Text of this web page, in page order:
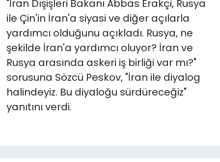
"İran Dışişleri Bakanı Abbas Erakçi, Rusya
ile Çin'in İran'a siyasi ve diğer açılarla
yardımcı olduğunu açıkladı. Rusya, ne
şekilde İran'a yardımcı oluyor? İran ve
Rusya arasında askeri iş birliği var mı?"
sorusuna Sözcü Peskov, "İran ile diyalog
halindeyiz. Bu diyaloğu sürdüreceğiz"
yanıtını verdi.